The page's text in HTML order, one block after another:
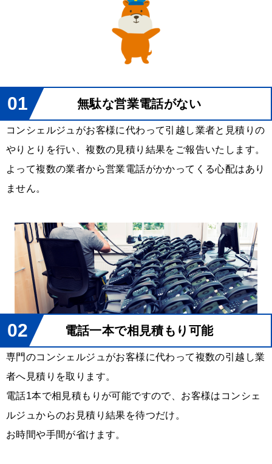
01 無駄な営業電話がない
コンシェルジュがお客様に代わって引越し業者と見積りの
やりとりを行い、複数の見積り結果をご報告いたします。
よって複数の業者から営業電話がかかってくる心配はあり
ません。
02 電話一本で相見積もり可能
専門のコンシェルジュがお客様に代わって複数の引越し業
者へ見積りを取ります。
電話1本で相見積もりが可能ですので、お客様はコンシェ
ルジュからのお見積り結果を待つだけ。
お時間や手間が省けます。